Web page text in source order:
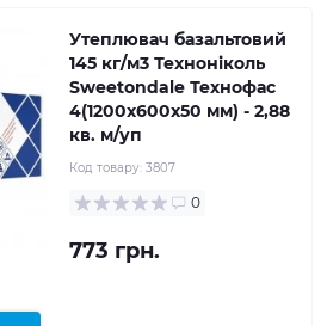
Утеплювач базальтовий
145 кг/м3 Техноніколь
Sweetondale Технофас
4(1200x600x50 мм) - 2,88
кв. м/уп
Код товару: 3807
0
773 грн.